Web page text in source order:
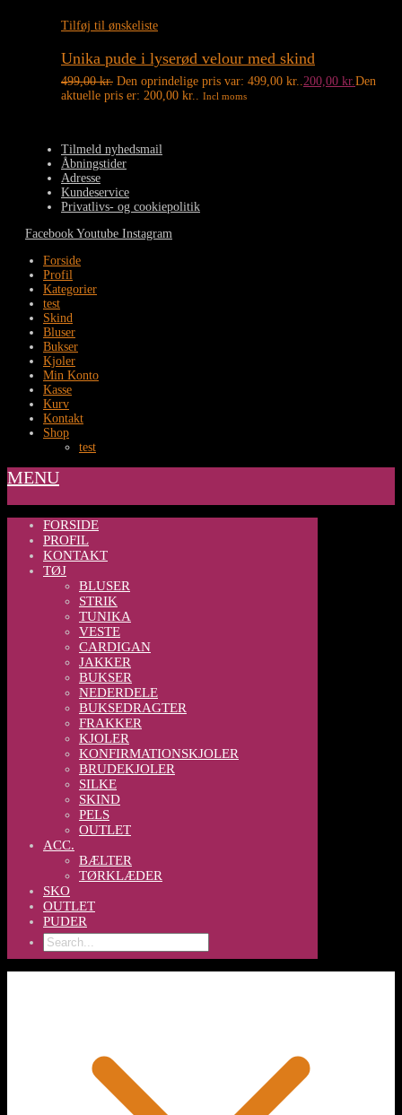
Tilføj til ønskeliste
Unika pude i lyserød velour med skind
499,00kr. Den oprindelige pris var: 499,00 kr.. 200,00 kr. Den
aktuelle pris er: 200,00 kr..
Incl moms
Tilmeld nyhedsmail
Åbningstider
Adresse
Kundeservice
Privatlivs- og cookiepolitik
Facebook Youtube Instagram
Forside
Profil
Kategorier
test
Skind
Bluser
Bukser
Kjoler
Min Konto
Kasse
Kurv
Kontakt
Shop
test
MENU
FORSIDE
PROFIL
KONTAKT
TØJ
BLUSER
STRIK
TUNIKA
VESTE
CARDIGAN
JAKKER
BUKSER
NEDERDELE
BUKSEDRAGTER
FRAKKER
KJOLER
KONFIRMATIONSKJOLER
BRUDEKJOLER
SILKE
SKIND
PELS
OUTLET
ACC.
BÆLTER
TØRKLÆDER
SKO
OUTLET
PUDER